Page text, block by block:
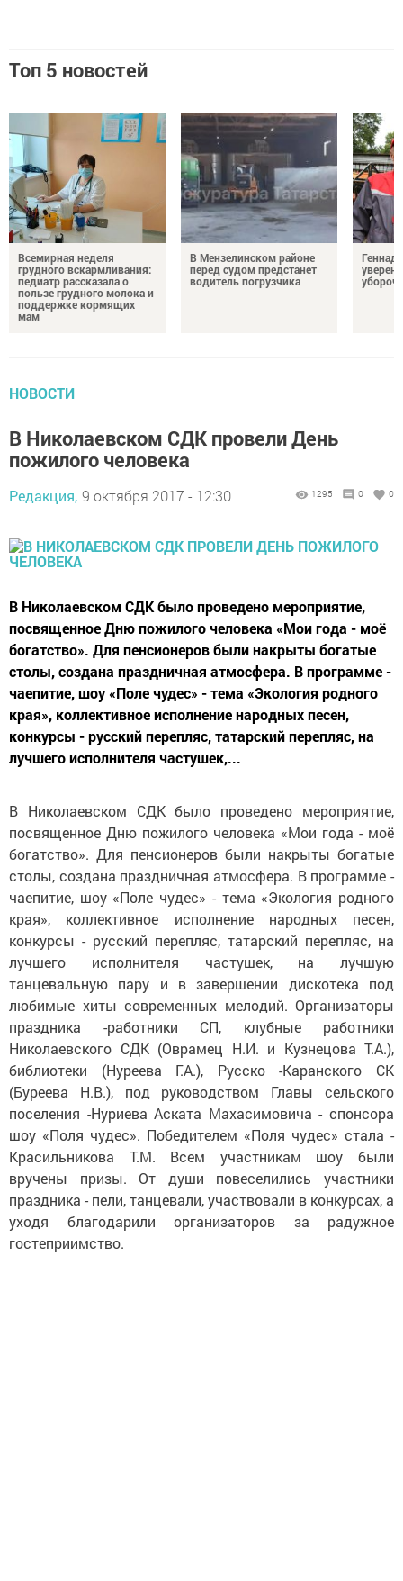
Топ 5 новостей
Всемирная неделя
грудного вскармливания:
педиатр рассказала о
пользе грудного молока и
поддержке кормящих
мам
В Мензелинском районе
перед судом предстанет
водитель погрузчика
НОВОСТИ
В Николаевском СДК провели День
пожилого человека
Редакция, 9 октября 2017 - 12:30 1295 0 0
В Николаевском СДК было проведено мероприятие,
посвященное Дню пожилого человека «Мои года - моё
богатство». Для пенсионеров были накрыты богатые
столы, создана праздничная атмосфера. В программе -
чаепитие, шоу «Поле чудес» - тема «Экология родного
края», коллективное исполнение народных песен,
конкурсы - русский перепляс, татарский перепляс, на
лучшего исполнителя частушек,...
В Николаевском СДК было проведено мероприятие,
посвященное Дню пожилого человека «Мои года - моё
богатство». Для пенсионеров были накрыты богатые
столы, создана праздничная атмосфера. В программе -
чаепитие, шоу «Поле чудес» - тема «Экология родного
края», коллективное исполнение народных песен,
конкурсы - русский перепляс, татарский перепляс, на
лучшего исполнителя частушек, на лучшую
танцевальную пару и в завершении дискотека под
любимые хиты современных мелодий. Организаторы
праздника -работники СП, клубные работники
Николаевского СДК (Оврамец Н.И. и Кузнецова Т.А.),
библиотеки (Нуреева Г.А.), Русско -Каранского СК
(Буреева Н.В.), под руководством Главы сельского
поселения -Нуриева Аската Махасимовича - спонсора
шоу «Поля чудес». Победителем «Поля чудес» стала -
Красильникова Т.М. Всем участникам шоу были
вручены призы. От души повеселились участники
праздника - пели, танцевали, участвовали в конкурсах, а
уходя благодарили организаторов за радужное
гостеприимство.